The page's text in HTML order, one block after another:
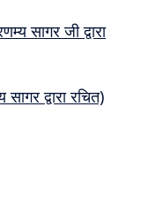
सागर जी द्वारा
द्वारा रचित)